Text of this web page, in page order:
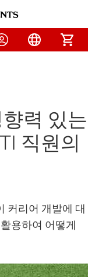
력 있는
직원의
커리어 개발에 대
용하여 어떻게